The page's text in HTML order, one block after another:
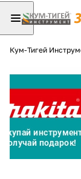
Кум-Тигей
Разбейте
оплату
без